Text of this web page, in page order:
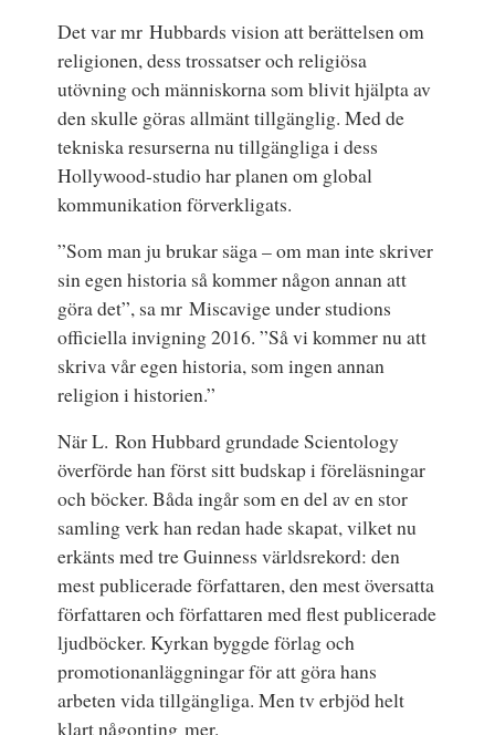
Det var mr Hubbards vision att berättelsen om
religionen, dess trossatser och religiösa
utövning och människorna som blivit hjälpta av
den skulle göras allmänt tillgänglig. Med de
tekniska resurserna nu tillgängliga i dess
Hollywood-studio har planen om global
kommunikation förverkligats.
”Som man ju brukar säga – om man inte skriver
sin egen historia så kommer någon annan att
göra det”, sa mr Miscavige under studions
officiella invigning 2016. ”Så vi kommer nu att
skriva vår egen historia, som ingen annan
religion i historien.”
När L. Ron Hubbard grundade Scientology
överförde han först sitt budskap i föreläsningar
och böcker. Båda ingår som en del av en stor
samling verk han redan hade skapat, vilket nu
erkänts med tre Guinness världsrekord: den
mest publicerade författaren, den mest översatta
författaren och författaren med flest publicerade
ljudböcker. Kyrkan byggde förlag och
promotionanläggningar för att göra hans
arbeten vida tillgängliga. Men tv erbjöd helt
klart någonting mer.